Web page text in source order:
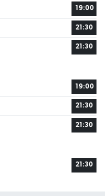
19:00
21:30
21:30
19:00
21:30
21:30
21:30